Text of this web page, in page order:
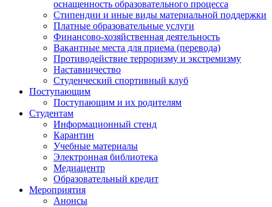
оснащенность образовательного процесса
Стипендии и иные виды материальной поддержки
Платные образовательные услуги
Финансово-хозяйственная деятельность
Вакантные места для приема (перевода)
Противодействие терроризму и экстремизму
Наставничество
Студенческий спортивный клуб
Поступающим
Поступающим и их родителям
Студентам
Информационный стенд
Карантин
Учебные материалы
Электронная библиотека
Медиацентр
Образовательный кредит
Мероприятия
Анонсы